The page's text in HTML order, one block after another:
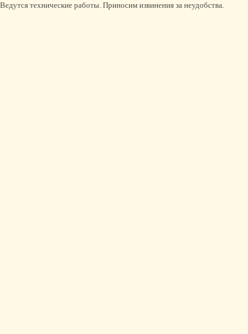
Ведутся технические работы. Приносим извинения за неудобства.